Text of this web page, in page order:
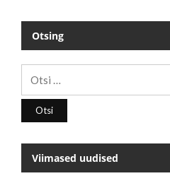
Otsing
Viimased uudised